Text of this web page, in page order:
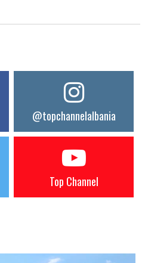
@topchannelalbania
Top Channel